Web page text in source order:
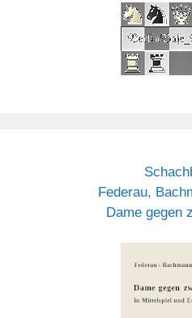
Federau,
Dame gegen